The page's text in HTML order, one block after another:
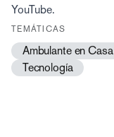
YouTube.
TEMÁTICAS
Ambulante en Casa
Tecnología